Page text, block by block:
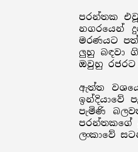
පරන්තක එවූ
නගරයෙන්
මරණයට
ලුහු බඳවා
ඔවුහු
ඇත්ත
ඉන්දියාවේ
පැමිණි
පරන්තකගේ
ලංකාවේ